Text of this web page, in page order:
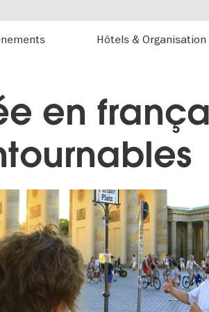
Hôtels & Organisation
en